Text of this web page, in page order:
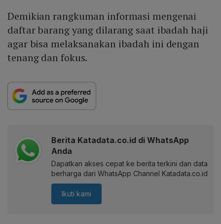
Demikian rangkuman informasi mengenai
daftar barang yang dilarang saat ibadah haji
agar bisa melaksanakan ibadah ini dengan
tenang dan fokus.
Berita Katadata.co.id di WhatsApp
Anda
Dapatkan akses cepat ke berita terkini dan data
berharga dari WhatsApp Channel Katadata.co.id
Ikuti kami